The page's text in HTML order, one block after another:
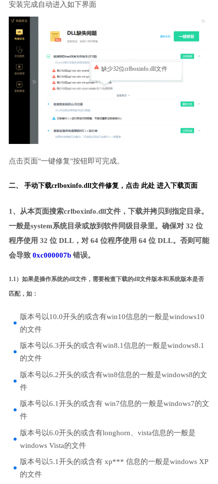
安装完成自动进入如下界面
缺少32位crlboxinfo.dll文件
点击页面"一键修复"按钮即可完成。
二、 手动下载crlboxinfo.dll文件修复， 点击 此处 进入下载页面
1、从本页面搜索crlboxinfo.dll文件，下载并拷贝到指定目录。
一般是system系统目录或放到软件同级目录里。确保对 32 位
程序使用 32 位 DLL，对 64 位程序使用 64 位 DLL。否则可能
会导致 0xc000007b错误。
1.1）如果是操作系统的dll文件，需要检查下载的dll文件版本和系统版本是否
匹配，如：
版本号以10.0开头的或含有win10信息的一般是windows10
的文件
版本号以6.3开头的或含有win8.1信息的一般是windows8.1
的文件
版本号以6.2开头的或含有win8信息的一般是windows8的文
件
版本号以6.1开头的或含有 win7信息的一般是windows7的文
件
版本号以6.0开头的或含有longhorn、vista信息的一般是
windows Vista的文件
版本号以5.1开头的或含有 xp*** 信息的一般是windows XP
的文件